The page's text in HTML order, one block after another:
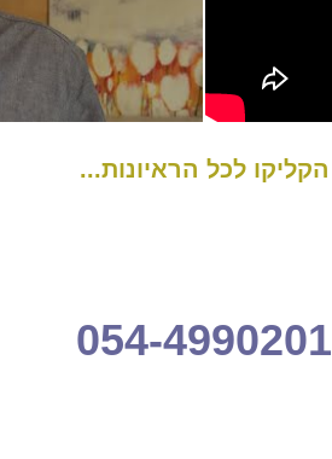
הקליקו לכל הראיונות...
054-4990201